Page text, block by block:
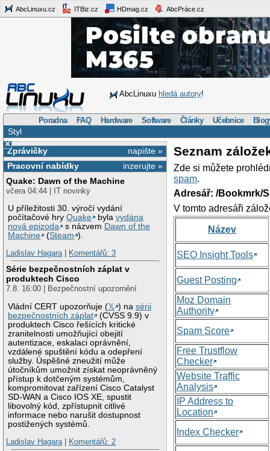
AbcLinuxu.cz ITBiz.cz HDmag.cz AbcPráce.cz
AbcLinuxu hledá autory!
Poradna FAQ Hardware Software Články Učebnice
Styl
×
napište »
Zprávičky
inzerujte »
Pracovní nabídky
Quake: Dawn of the Machine
včera 04:44 | IT novinky
U příležitosti 30. výročí vydání
počítačové hryQuake bylavydána
nová epizoda
s názvem Dawn of the
Machine
(Steam ).
Ladislav Hagara| Komentářů: 3
Série bezpečnostních záplat v
produktech Cisco
7.8. 16:00 | Bezpečnostní upozornění
Vládní CERT upozorňuje (𝕏 ) nasérii
bezpečnostních záplat
(CVSS 9.9) v
produktech Cisco řešících kritické
zranitelnosti umožňující obejití
autentizace, eskalaci oprávnění,
vzdálené spuštění kódu a odepření
služby. Úspěšné zneužití může
útočníkům umožnit získat neoprávněný
přístup k dotčeným systémům,
kompromitovat zařízení Cisco Catalyst
SD-WAN a Cisco IOS XE, spustit
libovolný kód, zpřístupnit citlivé
informace nebo narušit dostupnost
postižených systémů.
Ladislav Hagara| Komentářů: 2
Seznam
Zde si můžete
spam.
Adresář: /Bookmrk/
V tomto adresáři
Název
SEO Insight Tools
Guest Posting
Moz Domain
Authority
Spam Score
Free Trustflow
Checker
Website Traffic
Analysis
IP Address to
Location
Index Checker